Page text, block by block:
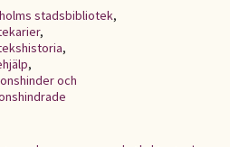
stadsbibliotek,
,
,
,
och